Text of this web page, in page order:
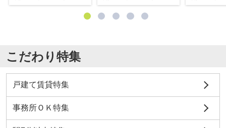
こだわり特集
戸建て賃貸特集
事務所ＯＫ特集